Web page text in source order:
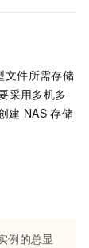
文件所需存储
采用多机多
建 NAS 存储
例的总显